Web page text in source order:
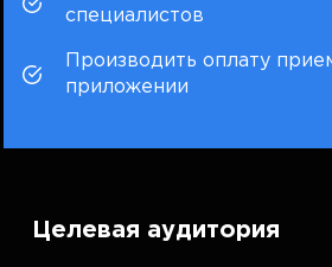
специалистов
Производить оплату
приложении
Целевая аудитория